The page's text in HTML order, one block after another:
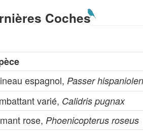
Coches
espagnol, Passer
varié, Calidris pugnax
rose, Phoenicopterus roseus